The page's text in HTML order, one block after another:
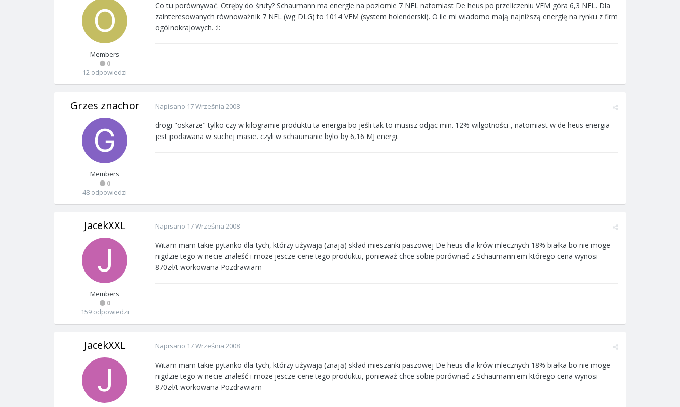
Members
0
12 odpowiedzi
Co tu porównywać. Otręby do śruty? Schaumann ma energie na poziomie 7 NEL natomiast De heus po przeliczeniu VEM góra 6,3 NEL. Dla
zainteresowanych równoważnik 7 NEL (wg DLG) to 1014 VEM (system holenderski). O ile mi wiadomo mają najniższą energię na rynku z firm
ogólnokrajowych. :!:
Grzes znachor
Members
0
48 odpowiedzi
Napisano 17 Września 2008
drogi "oskarze" tylko czy w kilogramie produktu ta energia bo jeśli tak to musisz odjąc min. 12% wilgotności , natomiast w de heus energia
jest podawana w suchej masie. czyli w schaumanie bylo by 6,16 MJ energi.
JacekXXL
Members
0
159 odpowiedzi
Napisano 17 Września 2008
Witam mam takie pytanko dla tych, którzy używają (znają) skład mieszanki paszowej De heus dla krów mlecznych 18% białka bo nie moge
nigdzie tego w necie znaleść i może jescze cene tego produktu, ponieważ chce sobie porównać z Schaumann'em którego cena wynosi
870zł/t workowana Pozdrawiam
JacekXXL Napisano 17 Września 2008
Witam mam takie pytanko dla tych, którzy używają (znają) skład mieszanki paszowej De heus dla krów mlecznych 18% białka bo nie moge
nigdzie tego w necie znaleść i może jescze cene tego produktu, ponieważ chce sobie porównać z Schaumann'em którego cena wynosi
870zł/t workowana Pozdrawiam